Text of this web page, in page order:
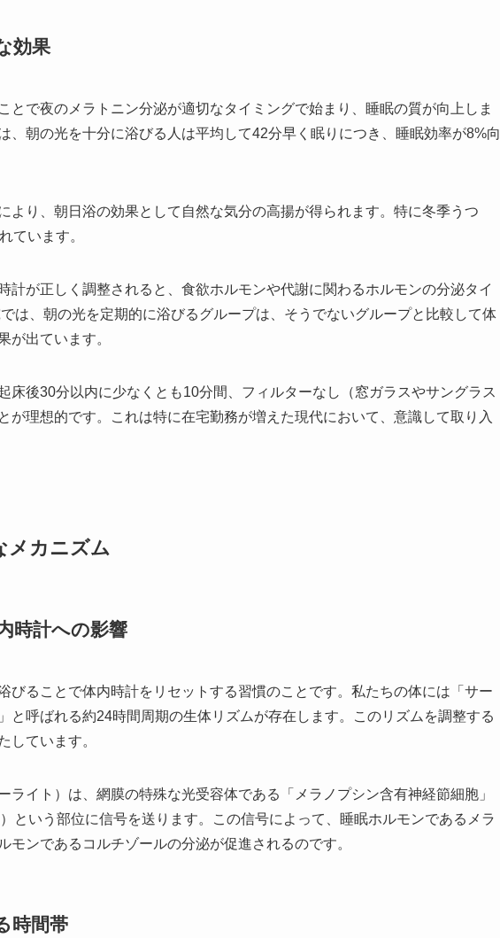
効果
とで夜のメラトニン分泌が適切なタイミングで始まり、睡眠の質が向上しま
、朝の光を十分に浴びる人は平均して42分早く眠りにつき、睡眠効率が8%向
より、朝日浴の効果として自然な気分の高揚が得られます。特に冬季うつ
ています。
計が正しく調整されると、食欲ホルモンや代謝に関わるホルモンの分泌タイ
は、朝の光を定期的に浴びるグループは、そうでないグループと比較して体
が出ています。
床後30分以内に少なくとも10分間、フィルターなし（窓ガラスやサングラス
が理想的です。これは特に在宅勤務が増えた現代において、意識して取り入
メカニズム
時計への影響
びることで体内時計をリセットする習慣のことです。私たちの体には「サー
と呼ばれる約24時間周期の生体リズムが存在します。このリズムを調整する
しています。
ライト）は、網膜の特殊な光受容体である「メラノプシン含有神経節細胞」
という部位に信号を送ります。この信号によって、睡眠ホルモンであるメラ
モンであるコルチゾールの分泌が促進されるのです。
時間帯